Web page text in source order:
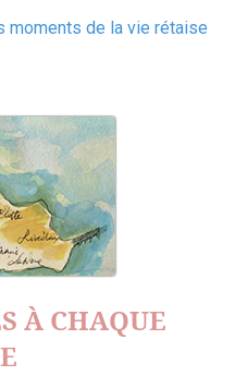
moments de la vie rétaise
À CHAQUE